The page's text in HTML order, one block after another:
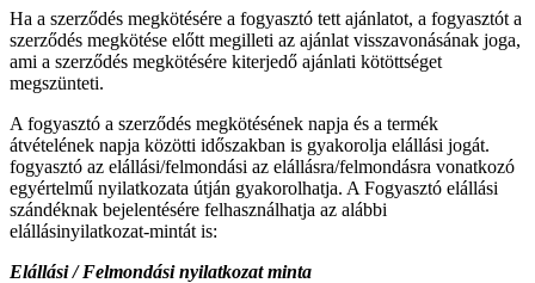
Ha a szerződés megkötésére a fogyasztó tett ajánlatot, a fogyasztót a
szerződés megkötése előtt megilleti az ajánlat visszavonásának joga,
ami a szerződés megkötésére kiterjedő ajánlati kötöttséget
megszünteti.
A fogyasztó a szerződés megkötésének napja és a termék
átvételének napja közötti időszakban is gyakorolja elállási jogát.
fogyasztó az elállási/felmondási az elállásra/felmondásra vonatkozó
egyértelmű nyilatkozata útján gyakorolhatja. A Fogyasztó elállási
szándéknak bejelentésére felhasználhatja az alábbi
elállásinyilatkozat-mintát is:
Elállási / Felmondási nyilatkozat minta